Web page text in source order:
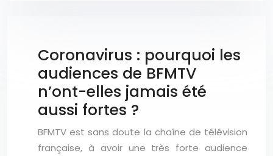
Coronavirus : pourquoi les
audiences de BFMTV
n’ont-elles jamais été
aussi fortes ?
BFMTV est sans doute la chaîne de télévision
française, à avoir une très forte audience